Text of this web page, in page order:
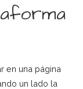
en una página
un lado la